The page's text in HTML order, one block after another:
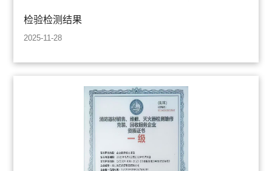
检验检测结果
2025-11-28